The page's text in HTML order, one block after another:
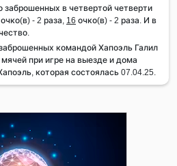
заброшенных в четвертой четверти
очко(в) - 2 раза, 16 очко(в) - 2 раза. И в
командой Хапоэль Галил
при игре на выезде и дома
которая состоялась 07.04.25.